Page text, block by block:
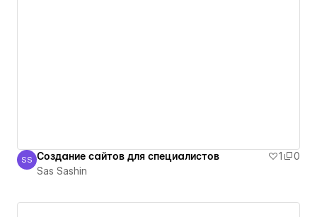
Sas Sashin
SS Создание сайтов для специалистов 1
0
Sas Sashin